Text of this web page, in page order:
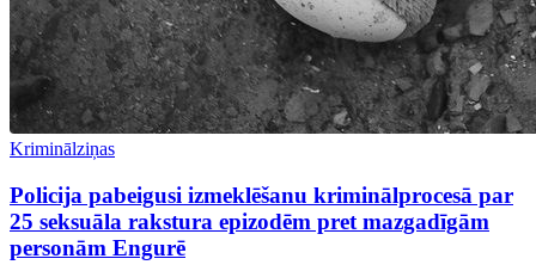
Kriminālziņas
Policija pabeigusi izmeklēšanu kriminālprocesā par
25 seksuāla rakstura epizodēm pret mazgadīgām
personām Engurē